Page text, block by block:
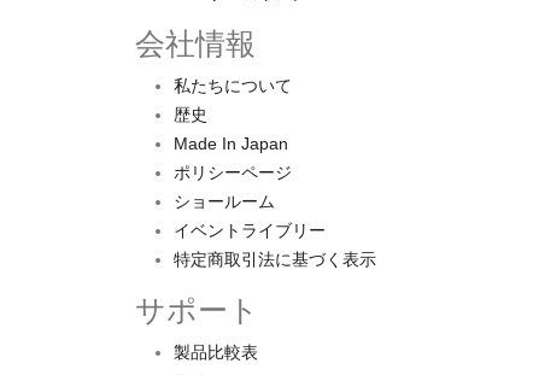
会社情報
私たちについて
歴史
Made In Japan
ポリシーページ
ショールーム
イベントライブリー
特定商取引法に基づく表示
サポート
製品比較表